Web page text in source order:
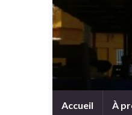
Accueil À